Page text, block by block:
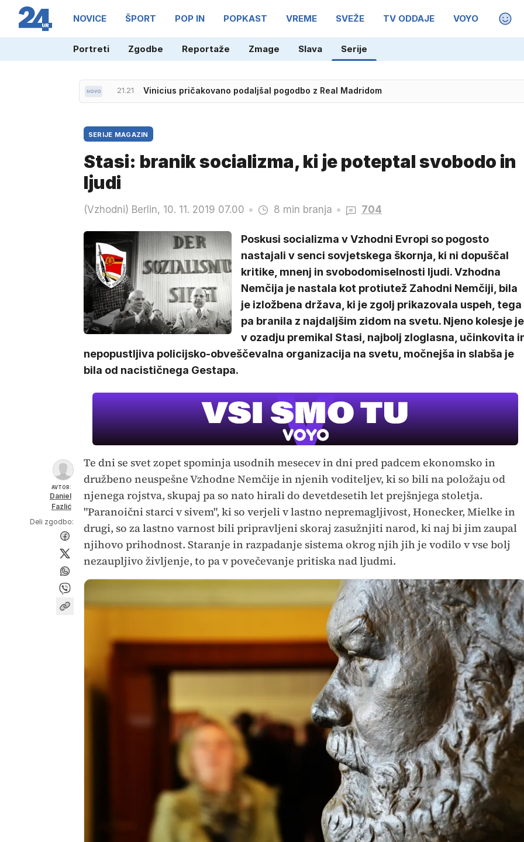
NOVICE ŠPORT POP IN POPKAST VREME SVEŽE TV ODDAJE VOYO
Portreti Zgodbe Reportaže Zmage Slava Serije
21.21 Vinicius pričakovano podaljšal pogodbo z Real Madridom
SERIJE MAGAZIN
Stasi: branik socializma, ki je poteptal svobodo in
ljudi
(Vzhodni) Berlin, 10. 11. 2019 07.00 8 min branja 704
Poskusi socializma v Vzhodni Evropi so pogosto
nastajali v senci sovjetskega škornja, ki ni dopuščal
kritike, mnenj in svobodomiselnosti ljudi. Vzhodna
Nemčija je nastala kot protiutež Zahodni Nemčiji, bila
je izložbena država, ki je zgolj prikazovala uspeh, tega
pa branila z najdaljšim zidom na svetu. Njeno kolesje je
v ozadju premikal Stasi, najbolj zloglasna, učinkovita
nepopustljiva policijsko-obveščevalna organizacija na svetu, močnejša in slabša je
bila od nacističnega Gestapa.
AVTOR:
Daniel
Fazlić
Deli zgodbo:
Te dni se svet zopet spominja usodnih mesecev in dni pred padcem ekonomsko in
družbeno neuspešne Vzhodne Nemčije in njenih voditeljev, ki so bili na položaju od
njenega rojstva, skupaj pa so nato hirali do devetdesetih let prejšnjega stoletja.
"Paranoični starci v sivem", ki so verjeli v lastno nepremagljivost, Honecker, Mielke in
drugi, so za lastno varnost bili pripravljeni skoraj zasužnjiti narod, ki naj bi jim zaupal
njihovo prihodnost. Staranje in razpadanje sistema okrog njih jih je vodilo v vse bolj
nezaupljivo življenje, to pa v povečevanje pritiska nad ljudmi.